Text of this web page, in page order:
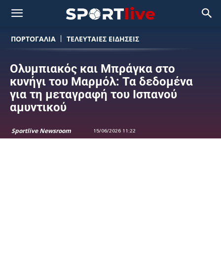
ΠΟΡΤΟΓΑΛΙΑ ΤΕΛΕΥΤΑΙΕΣ ΕΙΔΗΣΕΙΣ
Ολυμπιακός και Μπράγκα στο
κυνήγι του Μαρμόλ: Τα δεδομένα
για τη μεταγραφή του Ισπανού
αμυντικού
Sportlive Newsroom 15/06/2026 11:22